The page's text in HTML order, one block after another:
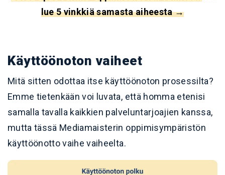
lue 5 vinkkiä samasta aiheesta →
Käyttöönoton vaiheet
Mitä sitten odottaa itse käyttöönoton prosessilta?
Emme tietenkään voi luvata, että homma etenisi
samalla tavalla kaikkien palveluntarjoajien kanssa,
mutta tässä Mediamaisterin oppimisympäristön
käyttöönotto vaihe vaiheelta.